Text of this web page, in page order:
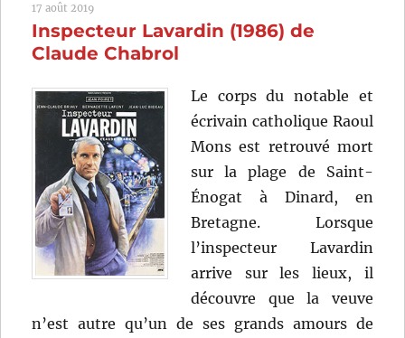
Michel
Boisrond
et
Poitrenaud
17 août 2019
Inspecteur Lavardin (1986) de
Claude Chabrol
Le corps du notable et
écrivain catholique Raoul
Mons est retrouvé mort
sur la plage de Saint-
Énogat à Dinard, en
Bretagne. Lorsque
l’inspecteur Lavardin
arrive sur les lieux, il
découvre que la veuve
n’est autre qu’un de ses grands amours de